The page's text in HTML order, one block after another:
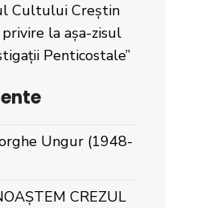
Cultului Creștin
la așa-zisul
Penticostale”
Ungur (1948-
CREZUL